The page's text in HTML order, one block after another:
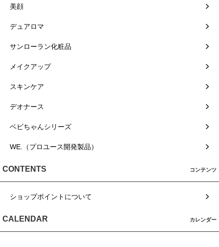
美顔
デュアロマ
サンローラン化粧品
メイクアップ
スキンケア
デオナース
ベビちゃんシリーズ
WE.（プロユース開発製品）
CONTENTS コンテンツ
ショップポイントについて
CALENDAR カレンダー